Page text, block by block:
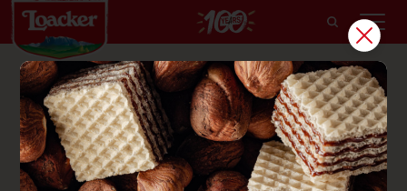
Confidentialité des donnés
Divulgation des renseignements personnels